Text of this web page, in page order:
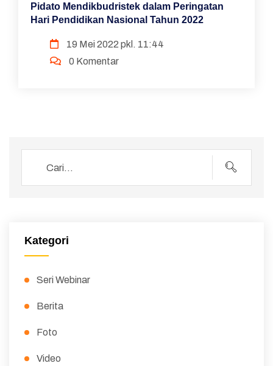
Pidato Mendikbudristek dalam Peringatan
Hari Pendidikan Nasional Tahun 2022
19 Mei 2022 pkl. 11:44
0 Komentar
Kategori
Seri Webinar
Berita
Foto
Video